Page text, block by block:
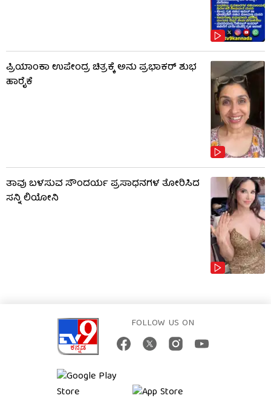
ಪ್ರಿಯಾಂಕಾ ಉಪೇಂದ್ರ ಚಿತ್ರಕ್ಕೆ ಅನು ಪ್ರಭಾಕರ್ ಶುಭ
ಹಾರೈಕೆ
ತಾವು ಬಳಸುವ ಸೌಂದರ್ಯ ಪ್ರಸಾಧನಗಳ ತೋರಿಸಿದ
ಸನ್ನಿ ಲಿಯೋನಿ
FOLLOW US ON